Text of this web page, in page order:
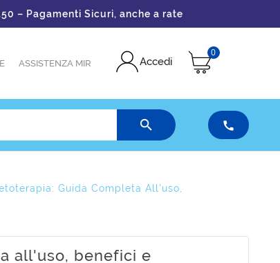
Sicuri, anche a rate
ASSISTENZA MIR Accedi
0
 
Guida Completa All'uso,
all'uso, benefici e